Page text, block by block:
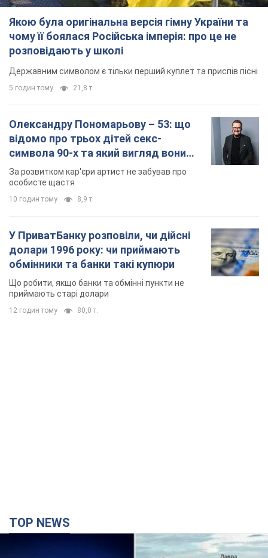
Якою була оригінальна версія гімну України та
чому її боялася Російська імперія: про це не
розповідають у школі
Державним символом є тільки перший куплет та приспів пісні
5 годин тому 21,8 т.
Олександру Пономарьову – 53: що
відомо про трьох дітей секс-
символа 90-х та який вигляд вони
мають
За розвитком кар'єри артист не забував про
особисте щастя
10 годин тому 8,9 т.
У ПриватБанку розповіли, чи дійсні
долари 1996 року: чи приймають
обмінники та банки такі купюри
Що робити, якщо банки та обмінні пункти не
приймають старі долари
12 годин тому 80,0 т.
TOP NEWS